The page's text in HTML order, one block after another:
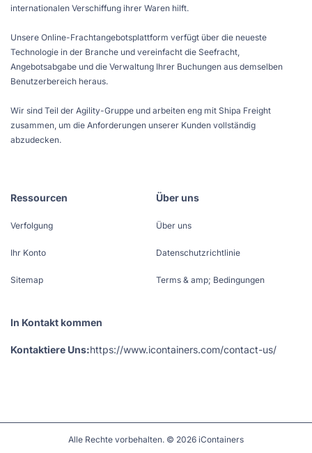
internationalen Verschiffung ihrer Waren hilft.
Unsere Online-Frachtangebotsplattform verfügt über die neueste
Technologie in der Branche und vereinfacht die Seefracht,
Angebotsabgabe und die Verwaltung Ihrer Buchungen aus demselben
Benutzerbereich heraus.
Wir sind Teil der Agility-Gruppe und arbeiten eng mit Shipa Freight
zusammen, um die Anforderungen unserer Kunden vollständig
abzudecken.
Ressourcen
Verfolgung
Ihr Konto
Sitemap
Über uns
Über uns
Datenschutzrichtlinie
Terms & amp; Bedingungen
In Kontakt kommen
Kontaktiere Uns:https://www.icontainers.com/contact-us/
Alle Rechte vorbehalten. © 2026 iContainers